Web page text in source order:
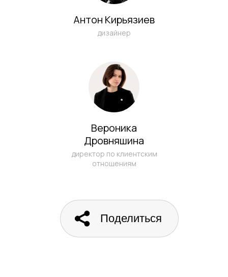
Антон Кирьязиев
дизайнер
Вероника
Дровняшина
директор по клиентским
отношениям
Поделиться